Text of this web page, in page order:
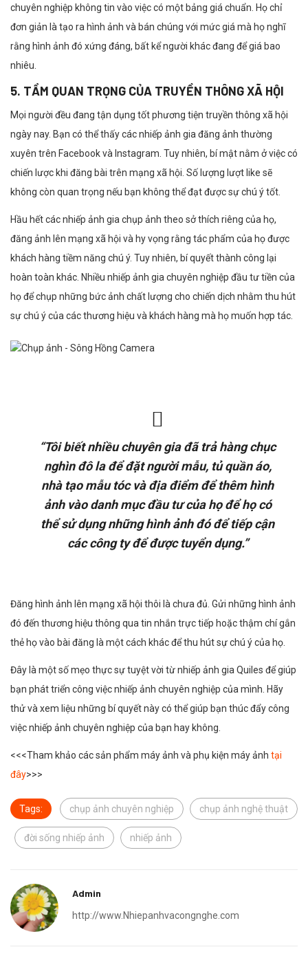
chuyên nghiệp không tin vào việc có một bảng giá chuẩn. Họ chỉ
đơn giản là tạo ra hình ảnh và bán chúng với mức giá mà họ nghĩ
rằng hình ảnh đó xứng đáng, bất kể người khác đang để giá bao
nhiêu.
5. TẦM QUAN TRỌNG CỦA TRUYỀN THÔNG XÃ HỘI
Mọi người đều đang tận dụng tốt phương tiện truyền thông xã hội
ngày nay. Bạn có thể thấy các nhiếp ảnh gia đăng ảnh thường
xuyên trên Facebook và Instagram. Tuy nhiên, bí mật nằm ở việc có
chiến lược khi đăng bài trên mạng xã hội. Số lượng lượt like sẽ
không còn quan trọng nếu bạn không thể đạt được sự chú ý tốt.
Hầu hết các nhiếp ảnh gia chụp ảnh theo sở thích riêng của họ,
đăng ảnh lên mạng xã hội và hy vọng rằng tác phẩm của họ được
khách hàng tiềm năng chú ý. Tuy nhiên, bí quyết thành công lại
hoàn toàn khác. Nhiều nhiếp ảnh gia chuyên nghiệp đầu tư tiền của
họ để chụp những bức ảnh chất lượng cho chiến dịch nhằm thu hút
sự chú ý của các thương hiệu và khách hàng mà họ muốn hợp tác.
“Tôi biết nhiều chuyên gia đã trả hàng chục
nghìn đô la để đặt người mẫu, tủ quần áo,
nhà tạo mẫu tóc và địa điểm để thêm hình
ảnh vào danh mục đầu tư của họ để họ có
thể sử dụng những hình ảnh đó để tiếp cận
các công ty để được tuyển dụng.”
Đăng hình ảnh lên mạng xã hội thôi là chưa đủ. Gửi những hình ảnh
đó đến thương hiệu thông qua tin nhắn trực tiếp hoặc thậm chí gắn
thẻ họ vào bài đăng là một cách khác để thu hút sự chú ý của họ.
Đây là một số mẹo thực sự tuyệt vời từ nhiếp ảnh gia Quiles để giúp
bạn phát triển công việc nhiếp ảnh chuyên nghiệp của mình. Hãy
thử và xem liệu những bí quyết này có thể giúp bạn thúc đẩy công
việc nhiếp ảnh chuyên nghiệp của bạn hay không.
<<<Tham khảo các sản phẩm máy ảnh và phụ kiện máy ảnh tại
đây>>>
Tags: chụp ảnh chuyên nghiệp chụp ảnh nghệ thuật
đời sống nhiếp ảnh nhiếp ảnh
Admin
http://www.Nhiepanhvacongnghe.com